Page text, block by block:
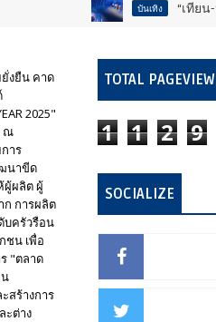
บันเทิง “เทียน-นอท-ก
ยั่งยืน คาด
2025"
ณ
าร
นาขีด
ผู้ผลิต ผู้
ก การผลิต
บครัวรือน
ชน เพื่อ
"ตลาด
สร้างการ
ะต่าง
TOTAL
1 1 2 9
SOCIALIZE